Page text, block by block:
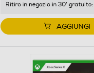
Ritiro in negozio in 30' gratuito:
AGGIUNGI